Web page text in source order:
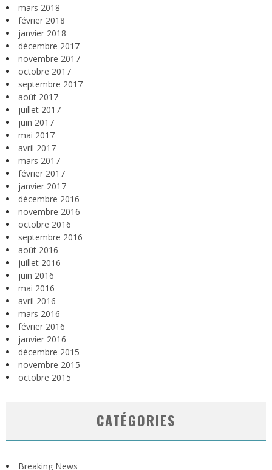
mars 2018
février 2018
janvier 2018
décembre 2017
novembre 2017
octobre 2017
septembre 2017
août 2017
juillet 2017
juin 2017
mai 2017
avril 2017
mars 2017
février 2017
janvier 2017
décembre 2016
novembre 2016
octobre 2016
septembre 2016
août 2016
juillet 2016
juin 2016
mai 2016
avril 2016
mars 2016
février 2016
janvier 2016
décembre 2015
novembre 2015
octobre 2015
CATÉGORIES
Breaking News